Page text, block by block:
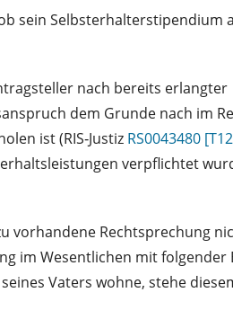
sein Selbsterhalterstipendium
nach bereits erlangter
dem Grunde nach im
ist (RIS‑Justiz RS0043480
verpflichtet
vorhandene Rechtsprechung
im Wesentlichen mit folgender
Vaters wohne, stehe